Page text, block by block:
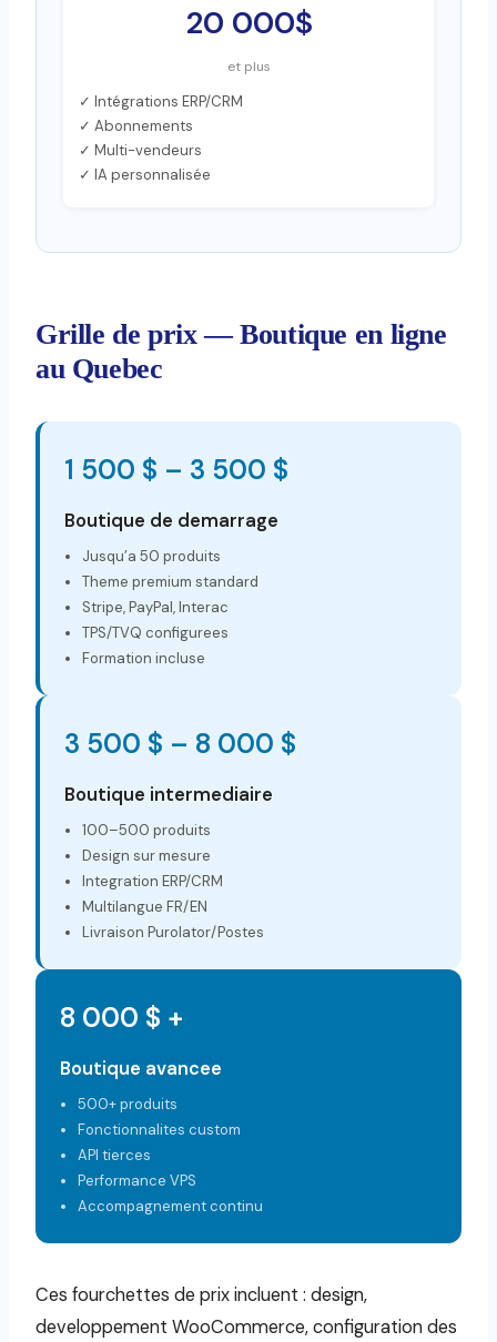
20 000$
et plus
✓ Intégrations ERP/CRM
✓ Abonnements
✓ Multi-vendeurs
✓ IA personnalisée
Grille de prix — Boutique en ligne
au Quebec
1 500 $ – 3 500 $
Boutique de demarrage
Jusqu’a 50 produits
Theme premium standard
Stripe, PayPal, Interac
TPS/TVQ configurees
Formation incluse
3 500 $ – 8 000 $
Boutique intermediaire
100–500 produits
Design sur mesure
Integration ERP/CRM
Multilangue FR/EN
Livraison Purolator/Postes
8 000 $ +
Boutique avancee
500+ produits
Fonctionnalites custom
API tierces
Performance VPS
Accompagnement continu
Ces fourchettes de prix incluent : design,
developpement WooCommerce, configuration des